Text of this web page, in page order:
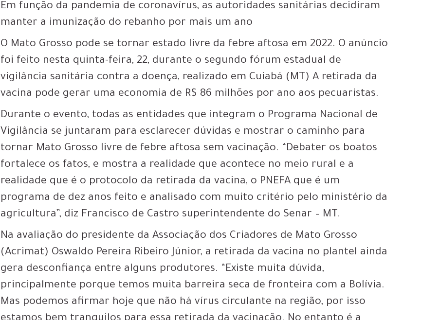
Em função da pandemia de coronavírus, as autoridades sanitárias decidiram
manter a imunização do rebanho por mais um ano
O Mato Grosso pode se tornar estado livre da febre aftosa em 2022. O anúncio
foi feito nesta quinta-feira, 22, durante o segundo fórum estadual de
vigilância sanitária contra a doença, realizado em Cuiabá (MT) A retirada da
vacina pode gerar uma economia de R$ 86 milhões por ano aos pecuaristas.
Durante o evento, todas as entidades que integram o Programa Nacional de
Vigilância se juntaram para esclarecer dúvidas e mostrar o caminho para
tornar Mato Grosso livre de febre aftosa sem vacinação. “Debater os boatos
fortalece os fatos, e mostra a realidade que acontece no meio rural e a
realidade que é o protocolo da retirada da vacina, o PNEFA que é um
programa de dez anos feito e analisado com muito critério pelo ministério da
agricultura”, diz Francisco de Castro superintendente do Senar – MT.
Na avaliação do presidente da Associação dos Criadores de Mato Grosso
(Acrimat) Oswaldo Pereira Ribeiro Júnior, a retirada da vacina no plantel ainda
gera desconfiança entre alguns produtores. “Existe muita dúvida,
principalmente porque temos muita barreira seca de fronteira com a Bolívia.
Mas podemos afirmar hoje que não há vírus circulante na região, por isso